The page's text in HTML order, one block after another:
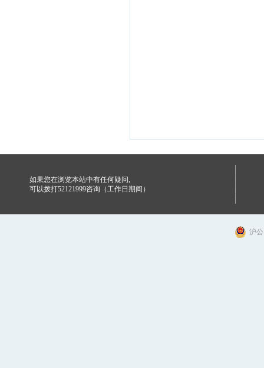
如果您在浏览本站中有任何疑问,
可以拨打52121999咨询（工作日期间）
沪公